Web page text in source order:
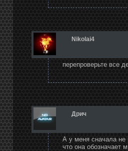
Nikolai4
перепроверьте все
Дрич
А у меня сначала не
что она обозначает